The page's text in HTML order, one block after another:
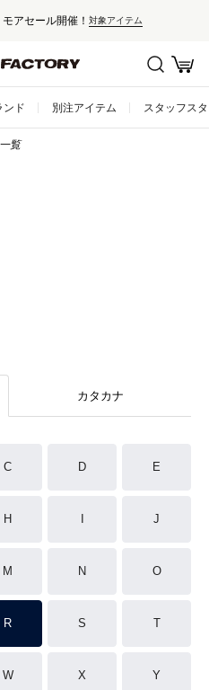
アセール開催！ 対象アイテム
ンド 別注アイテム スタッフス
覧
カタカナ
C D E
H J
M N O
R S T
W X Y